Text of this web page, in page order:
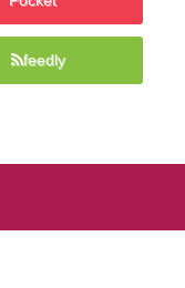
feedly